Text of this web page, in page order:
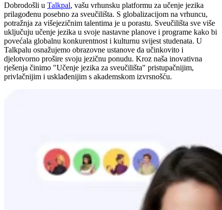
Dobrodošli u Talkpal, vašu vrhunsku platformu za učenje jezika
prilagođenu posebno za sveučilišta. S globalizacijom na vrhuncu,
potražnja za višejezičnim talentima je u porastu. Sveučilišta sve više
uključuju učenje jezika u svoje nastavne planove i programe kako bi
povećala globalnu konkurentnost i kulturnu svijest studenata. U
Talkpalu osnažujemo obrazovne ustanove da učinkovito i
djelotvorno prošire svoju jezičnu ponudu. Kroz naša inovativna
rješenja činimo "Učenje jezika za sveučilišta" pristupačnijim,
privlačnijim i usklađenijim s akademskom izvrsnošću.